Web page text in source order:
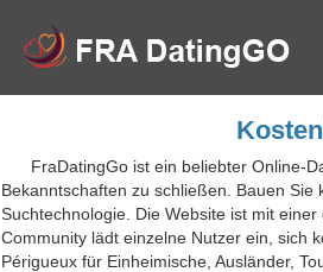
FraDatingGo ist ein beliebter Online-
Bekanntschaften zu schließen. Bauen
Suchtechnologie. Die Website ist mit
Community lädt einzelne Nutzer ein, sich
Périgueux für Einheimische, Ausländer,